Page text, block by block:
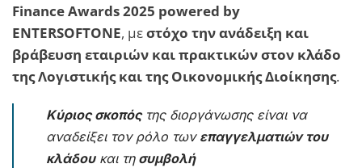
Finance Awards 2025 powered by
ENTERSOFTONE, μεστόχο την ανάδειξη και
βράβευση εταιριών και πρακτικών στον κλάδο
της Λογιστικής και της Οικονομικής Διοίκησης.
Κύριος σκοπόςτης διοργάνωσης είναι να
αναδείξει τον ρόλο των επαγγελματιών του
κλάδουκαι τησυμβολή